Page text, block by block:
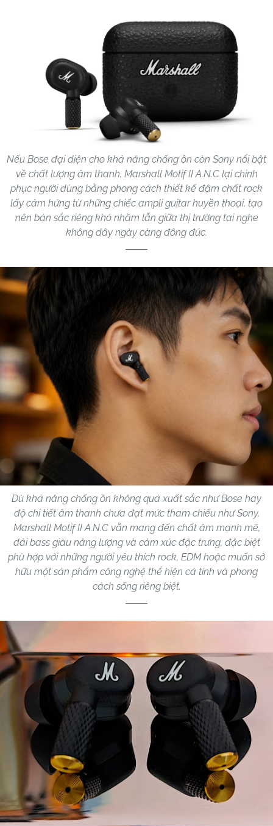
Nếu Bose đại diện cho khả năng chống ồn còn Sony nổi bật
về chất lượng âm thanh, Marshall Motif II A.N.C lại chinh
phục người dùng bằng phong cách thiết kế đậm chất rock
lấy cảm hứng từ những chiếc ampli guitar huyền thoại, tạo
nên bản sắc riêng khó nhầm lẫn giữa thị trường tai nghe
không dây ngày càng đông đúc.
Dù khả năng chống ồn không quá xuất sắc như Bose hay
độ chi tiết âm thanh chưa đạt mức tham chiếu như Sony,
Marshall Motif II A.N.C vẫn mang đến chất âm mạnh mẽ,
dải bass giàu năng lượng và cảm xúc đặc trưng, đặc biệt
phù hợp với những người yêu thích rock, EDM hoặc muốn sở
hữu một sản phẩm công nghệ thể hiện cá tính và phong
cách sống riêng biệt.